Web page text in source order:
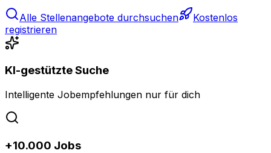
Alle Stellenangebote durchsuchen
Kostenlos
registrieren
KI-gestützte Suche
Intelligente Jobempfehlungen nur für dich
+10.000 Jobs